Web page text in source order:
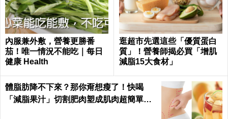
內服兼外敷，營養更勝番
茄！唯一情況不能吃｜每日
健康 Health
逛超市先選這些「優質蛋白
質」！營養師揭必買「增肌
減脂15大食材」
體脂肪降不下來？那你甭想瘦了！快喝
「減脂果汁」切割肥肉塑成肌肉超簡單｜